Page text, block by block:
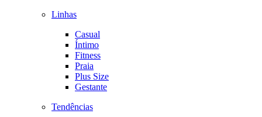
Linhas
Casual
Íntimo
Fitness
Praia
Plus Size
Gestante
Tendências